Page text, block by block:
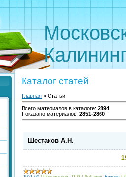
Каталог статей
Главная » Статьи
Всего материалов в каталоге: 2894
Показано материалов: 2851-2860
Шестаков А.Н.